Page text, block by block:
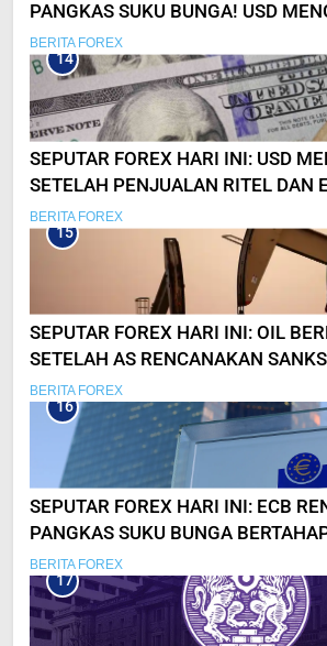
PANGKAS SUKU BUNGA! USD
SIGNIFIKAN
BERITA FOREX
14
SEPUTAR FOREX HARI INI: USD
SETELAH PENJUALAN RITEL DAN
SUKU BUNGA FED
BERITA FOREX
15
SEPUTAR FOREX HARI INI: OIL
SETELAH AS RENCANAKAN
BERITA FOREX
16
SEPUTAR FOREX HARI INI: ECB
PANGKAS SUKU BUNGA
BERITA FOREX
17